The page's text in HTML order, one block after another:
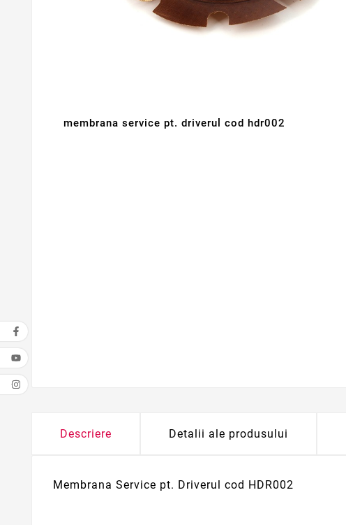
membrana service pt. driverul cod hdr002
Descriere Detalii ale produsului
Membrana Service pt. Driverul cod HDR002